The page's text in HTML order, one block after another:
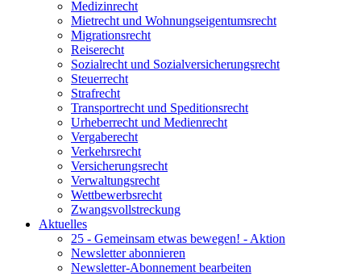
Medizinrecht
Mietrecht und Wohnungseigentumsrecht
Migrationsrecht
Reiserecht
Sozialrecht und Sozialversicherungsrecht
Steuerrecht
Strafrecht
Transportrecht und Speditionsrecht
Urheberrecht und Medienrecht
Vergaberecht
Verkehrsrecht
Versicherungsrecht
Verwaltungsrecht
Wettbewerbsrecht
Zwangsvollstreckung
Aktuelles
25 - Gemeinsam etwas bewegen! - Aktion
Newsletter abonnieren
Newsletter-Abonnement bearbeiten